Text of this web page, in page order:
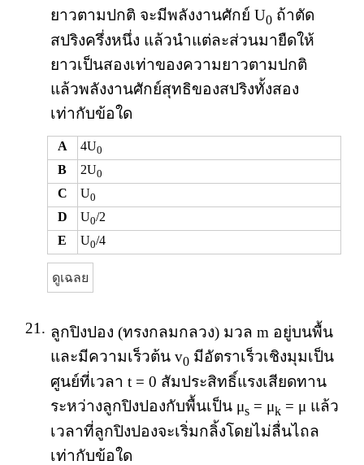
ยาวตามปกติ จะมีพลังงานศักย์ U0ถ้าตัด
สปริงครึ่งหนึ่ง แล้วนำแต่ละส่วนมายืดให้
ยาวเป็นสองเท่าของความยาวตามปกติ
แล้วพลังงานศักย์สุทธิของสปริงทั้งสอง
เท่ากับข้อใด
A 4U0
B 2U0
C U0
D U0/2
E
U0/4
ดูเฉลย
21. ลูกปิงปอง (ทรงกลมกลวง) มวล m อยู่บนพื้น
และมีความเร็วต้น v0มีอัตราเร็วเชิงมุมเป็น
ศูนย์ที่เวลา t = 0 สัมประสิทธิ์แรงเสียดทาน
ระหว่างลูกปิงปองกับพื้นเป็น μs= μk= μ แล้ว
เวลาที่ลูกปิงปองจะเริ่มกลิ้งโดยไม่ลื่นไถล
เท่ากับข้อใด